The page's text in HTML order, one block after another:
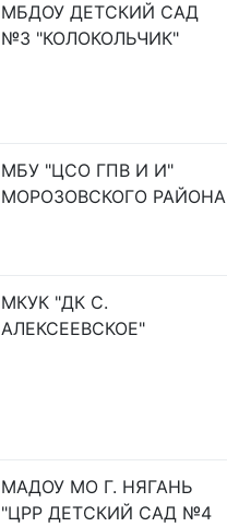
МБДОУ ДЕТСКИЙ САД
№3 "КОЛОКОЛЬЧИК"
МБУ "ЦСО ГПВ И И"
МОРОЗОВСКОГО РАЙОНА
МКУК "ДК С.
АЛЕКСЕЕВСКОЕ"
МАДОУ МО Г. НЯГАНЬ
"ЦРР ДЕТСКИЙ САД №4